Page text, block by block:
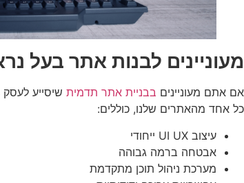
מעוניינים לבנות אתר בעל
אם אתם מעוניינים בבניית אתר תדמית שיסייע
כל אחד מהאתרים שלנו, כוללים:
עיצוב UI UX ייחודי
אבטחה ברמה גבוהה
מערכת ניהול תוכן מתקדמת